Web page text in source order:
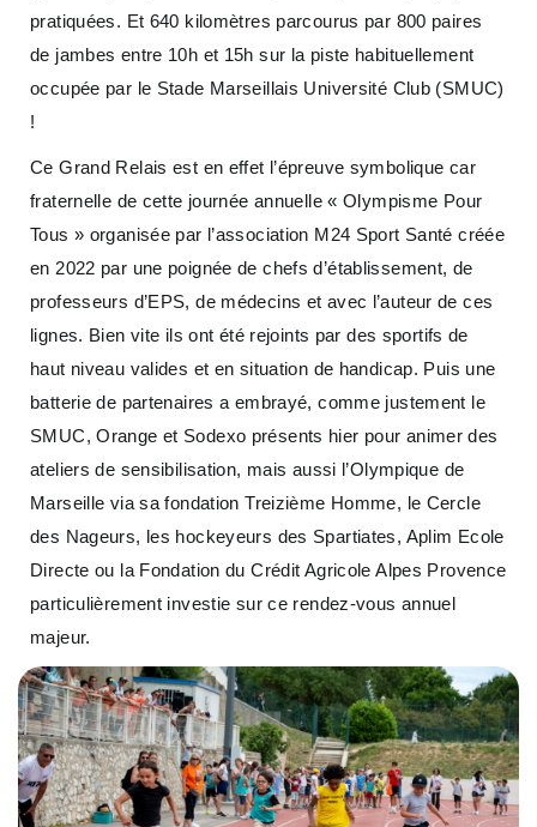
pratiquées. Et 640 kilomètres parcourus par 800 paires
de jambes entre 10h et 15h sur la piste habituellement
occupée par le Stade Marseillais Université Club (SMUC)
!
Ce Grand Relais est en effet l’épreuve symbolique car
fraternelle de cette journée annuelle « Olympisme Pour
Tous » organisée par l’association M24 Sport Santé créée
en 2022 par une poignée de chefs d’établissement, de
professeurs d’EPS, de médecins et avec l’auteur de ces
lignes. Bien vite ils ont été rejoints par des sportifs de
haut niveau valides et en situation de handicap. Puis une
batterie de partenaires a embrayé, comme justement le
SMUC, Orange et Sodexo présents hier pour animer des
ateliers de sensibilisation, mais aussi l’Olympique de
Marseille via sa fondation Treizième Homme, le Cercle
des Nageurs, les hockeyeurs des Spartiates, Aplim Ecole
Directe ou la Fondation du Crédit Agricole Alpes Provence
particulièrement investie sur ce rendez-vous annuel
majeur.